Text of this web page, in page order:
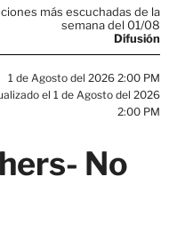
más escuchadas de la
semana del 01/08
Difusión
1 de Agosto del 2026 2:00 PM
el 1 de Agosto del 2026
2:00 PM
No